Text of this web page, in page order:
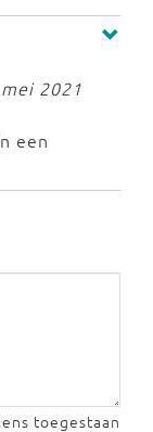
2021
een
toegestaan